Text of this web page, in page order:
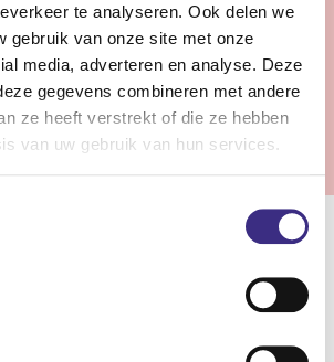
te analyseren. Ook delen we
gebruik van onze site met onze
media, adverteren en analyse. Deze
gegevens combineren met andere
ze heeft verstrekt of die ze hebben
van uw gebruik van hun services.
Bekijk vacature
Vorige 1 2
in de gehandicaptenzorg
staan wij klaar om cliënten met